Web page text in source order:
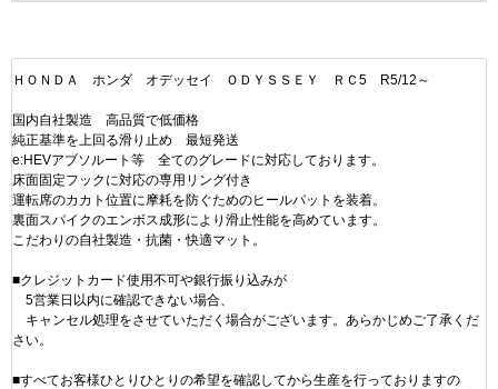
ＨＯＮＤＡ ホンダ オデッセイ ＯＤＹＳＳＥＹ ＲＣ5 R5/12～
国内自社製造 高品質で低価格
純正基準を上回る滑り止め 最短発送
e:HEVアブソルート等 全てのグレードに対応しております。
床面固定フックに対応の専用リング付き
運転席のカカト位置に摩耗を防ぐためのヒールパットを装着。
裏面スパイクのエンボス成形により滑止性能を高めています。
こだわりの自社製造・抗菌・快適マット。
■クレジットカード使用不可や銀行振り込みが
5営業日以内に確認できない場合、
キャンセル処理をさせていただく場合がございます。あらかじめご了承くだ
さい。
■すべてお客様ひとりひとりの希望を確認してから生産を行っておりますの